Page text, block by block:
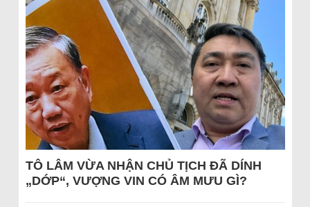
TÔ LÂM VỪA NHẬN CHỦ TỊCH ĐÃ DÍNH
„DỚP“, VƯỢNG VIN CÓ ÂM MƯU GÌ?